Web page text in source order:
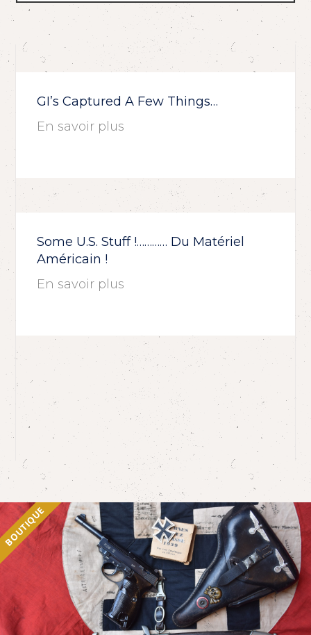
GI’s Captured A Few Things…
En savoir plus
Some U.S. Stuff !………… Du Matériel
Américain !
En savoir plus
BOUTIQUE